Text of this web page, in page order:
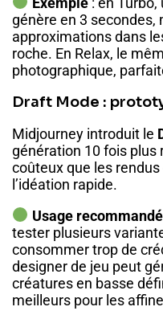
génère en 3 secondes,
approximations dans
roche. En Relax, le
photographique,
Draft Mode :
Midjourney introduit le
génération 10 fois plus
coûteux que les
l’idéation rapide.
Usage recommandé
tester plusieurs
consommer trop de
designer de jeu peut
créatures en basse
meilleurs pour les